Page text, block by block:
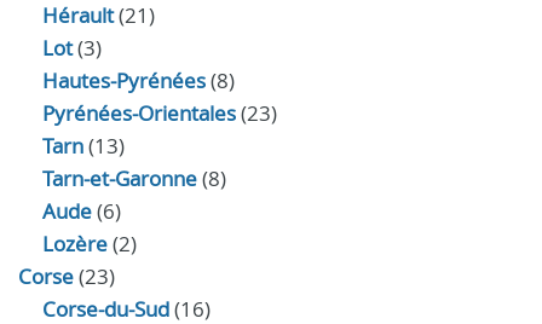
Hérault(21)
Lot(3)
Hautes-Pyrénées(8)
Pyrénées-Orientales(23)
Tarn(13)
Tarn-et-Garonne(8)
Aude(6)
Lozère(2)
Corse(23)
Corse-du-Sud(16)